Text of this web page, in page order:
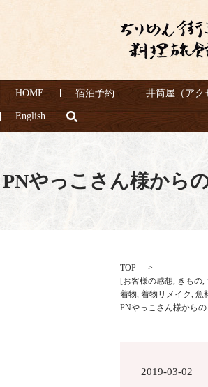
HOME 宿泊予約 井筒屋（アク
English
PNやっこさん様から
TOP
[お客様の感想, きもの,
着物, 着物リメイク, 魚
PNやっこさん様から
2019-03-02